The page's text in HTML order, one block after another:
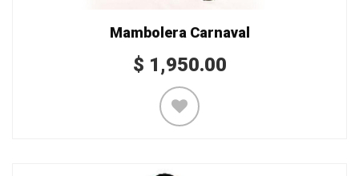
Mambolera Carnaval
$ 1,950.00